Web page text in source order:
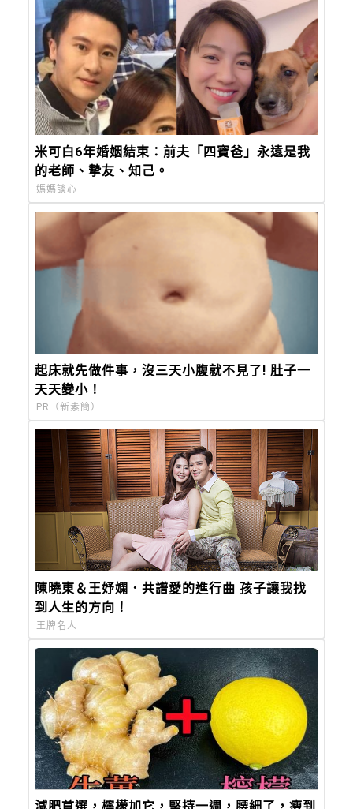
米可白6年婚姻結束：前夫「四寶爸」永遠是我
的老師、摯友、知己。
媽媽談心
起床就先做件事，沒三天小腹就不見了! 肚子一
天天變小！
PR（新素簡）
陳曉東＆王妤嫻．共譜愛的進行曲 孩子讓我找
到人生的方向！
王牌名人